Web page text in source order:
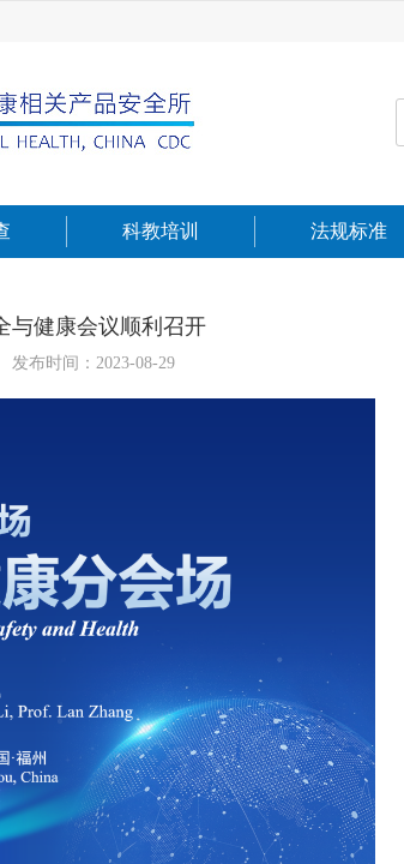
科教培训 法规标准
与健康会议顺利召开
发布时间：2023-08-29